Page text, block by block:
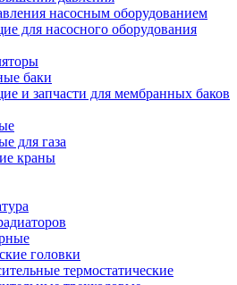
насосным оборудованием
для насосного оборудования
баки
и запчасти для мембранных баков
для газа
краны
головки
термостатические